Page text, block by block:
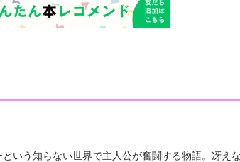
いう知らない世界で主人公が奮闘する物語。冴え